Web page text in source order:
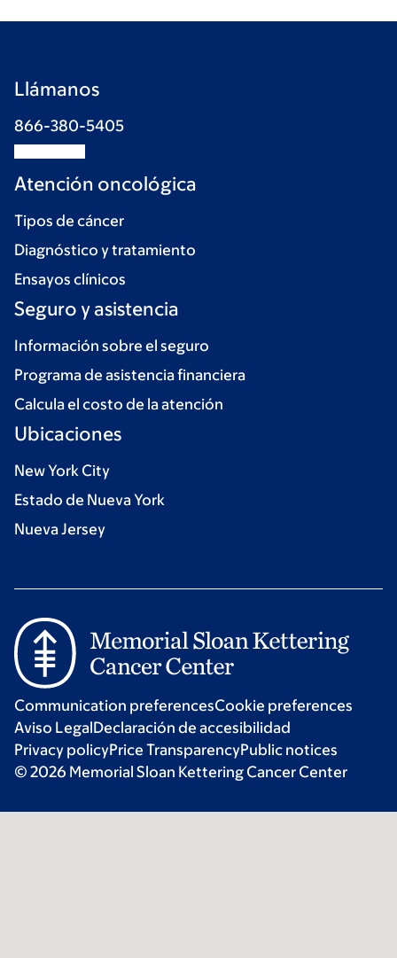
Llámanos
866-380-5405
Atención oncológica
Tipos de cáncer
Diagnóstico y tratamiento
Ensayos clínicos
Seguro y asistencia
Información sobre el seguro
Programa de asistencia financiera
Calcula el costo de la atención
Ubicaciones
New York City
Estado de Nueva York
Nueva Jersey
Communication preferencesCookie preferences
Aviso LegalDeclaración de accesibilidad
Privacy policyPrice TransparencyPublic notices
© 2026 Memorial Sloan Kettering Cancer Center